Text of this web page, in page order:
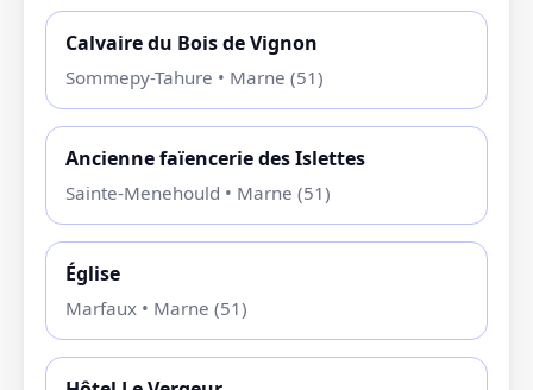
Calvaire du Bois de Vignon
Sommepy-Tahure • Marne (51)
Ancienne faïencerie des Islettes
Sainte-Menehould • Marne (51)
Église
Marfaux • Marne (51)